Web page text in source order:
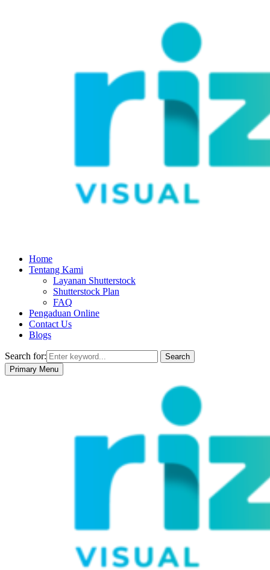
Home
Tentang Kami
Layanan Shutterstock
Shutterstock Plan
FAQ
Pengaduan Online
Contact Us
Blogs
Search for:
Search
Primary Menu